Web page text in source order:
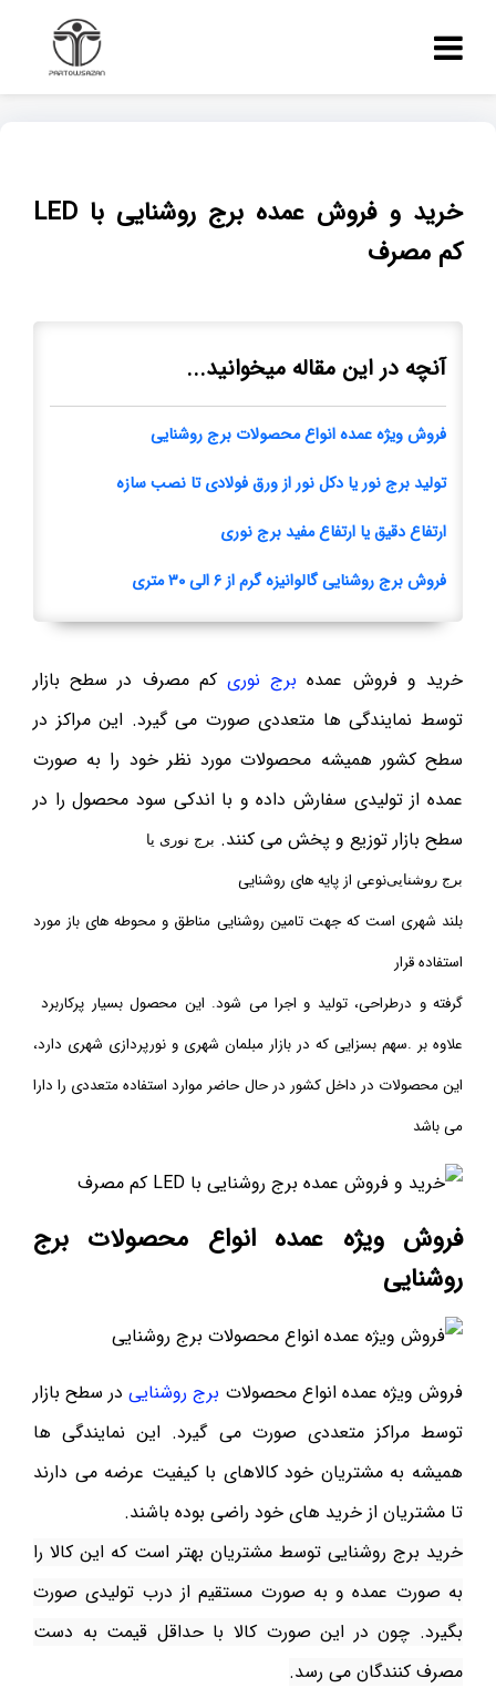
خرید و فروش عمده برج روشنایی با LED
کم مصرف
آنچه در این مقاله میخوانید...
فروش ویژه عمده انواع محصولات برج روشنایی
تولید برج نور یا دکل نور از ورق فولادی تا نصب سازه
ارتفاع دقیق یا ارتفاع مفید برج نوری
فروش برج روشنایی گالوانیزه گرم از ۶ الی ۳۰ متری
خرید و فروش عمده برج نوری کم مصرف در سطح بازار
توسط نمایندگی ها متعددی صورت می گیرد. این مراکز در
سطح کشور همیشه محصولات مورد نظر خود را به صورت
عمده از تولیدی سفارش داده و با اندکی سود محصول را در
سطح بازار توزیع و پخش می کنند. برج نوری یا
برج روشنایینوعی از پایه های روشنایی
بلند شهری است که جهت تامین روشنایی مناطق و محوطه های باز مورد
استفاده قرار
گرفته و درطراحی، تولید و اجرا می شود. این محصول بسیار پرکاربرد
علاوه بر .سهم بسزایی که در بازار مبلمان شهری و نورپردازی شهری دارد،
این محصولات در داخل کشور در حال حاضر موارد استفاده متعددی را دارا
می باشد
فروش ویژه عمده انواع محصولات برج
روشنایی
فروش ویژه عمده انواع محصولات برج روشناییدر سطح بازار
توسط مراکز متعددی صورت می گیرد. این نمایندگی ها
همیشه به مشتریان خود کالاهای با کیفیت عرضه می دارند
تا مشتریان از خرید های خود راضی بوده باشند.
خرید برج روشنایی توسط مشتریان بهتر است که این کالا را
به صورت عمده و به صورت مستقیم از درب تولیدی صورت
بگیرد. چون در این صورت کالا با حداقل قیمت به دست
مصرف کنندگان می رسد.